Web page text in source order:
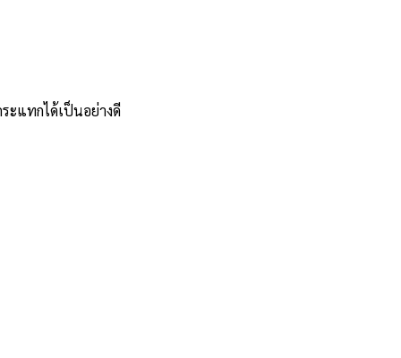
ะแทกได้เป็นอย่างดี